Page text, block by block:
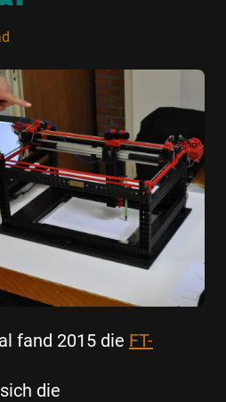
fand 2015 die FT-
die